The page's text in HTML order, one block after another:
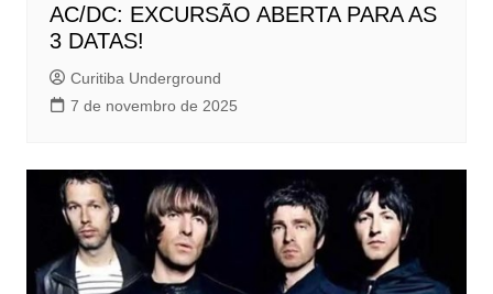
AC/DC: EXCURSÃO ABERTA PARA AS
3 DATAS!
Curitiba Underground
7 de novembro de 2025